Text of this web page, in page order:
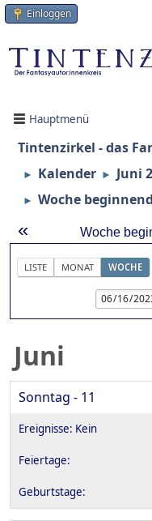
Einloggen
Hauptmenü
Tintenzirkel - das
► Kalender ► Juni
► Woche
« Woche
LISTE MONAT WOCHE
Juni
Sonntag - 11